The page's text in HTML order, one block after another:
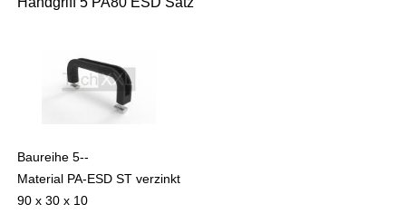
Baureihe 5--
Material PA-ESD ST verzinkt
90 x 30 x 10